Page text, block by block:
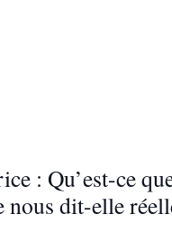
: Qu’est-ce
dit-elle